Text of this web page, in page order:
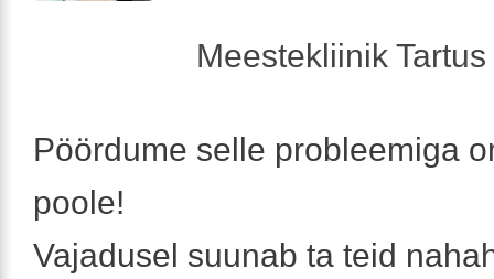
Meestekliinik
Pöördume selle probleemiga
poole!
Vajadusel suunab ta teid